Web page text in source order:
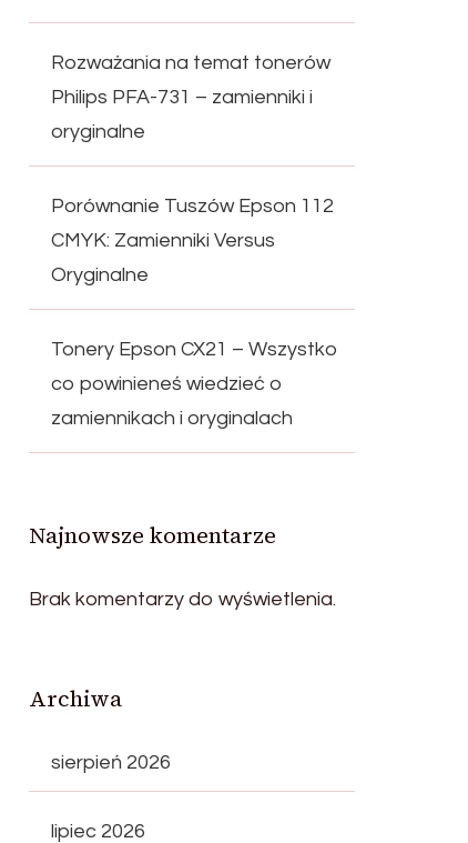
Rozważania na temat tonerów
Philips PFA-731 – zamienniki i
oryginalne
Porównanie Tuszów Epson 112
CMYK: Zamienniki Versus
Oryginalne
Tonery Epson CX21 – Wszystko
co powinieneś wiedzieć o
zamiennikach i oryginalach
Najnowsze komentarze
Brak komentarzy do wyświetlenia.
Archiwa
sierpień 2026
lipiec 2026